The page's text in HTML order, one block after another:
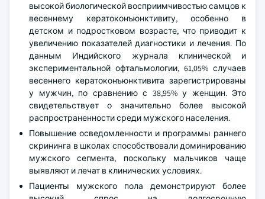
высокой биологической восприимчивостью самцов к
весеннему кератоконъюнктивиту, особенно в
детском и подростковом возрасте, что приводит к
увеличению показателей диагностики и лечения. По
данным Индийского журнала клинической и
экспериментальной офтальмологии, 61,05% случаев
весеннего кератоконъюнктивита зарегистрированы
у мужчин, по сравнению с 38,95% у женщин. Это
свидетельствует о значительно более высокой
распространенности среди мужского населения.
Повышение осведомленности и программы раннего
скрининга в школах способствовали доминированию
мужского сегмента, поскольку мальчиков чаще
выявляют и лечат в клинических условиях.
Пациенты мужского пола демонстрируют более